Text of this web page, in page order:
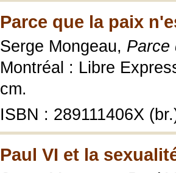
Parce que la paix
Serge Mongeau, Parce
Montréal : Libre
cm.
ISBN : 289111406X
Paul VI et la